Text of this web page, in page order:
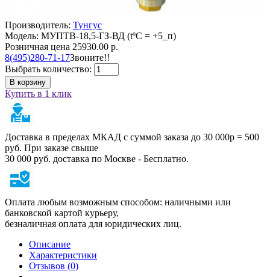
Производитель: Тунгус
Модель: МУПТВ-18,5-ГЗ-ВД (tºC = +5_п)
Розничная цена 25930.00 р.
8(495)280-71-17Звоните!!
Выбрать количество:
В корзину
Купить в 1 клик
Доставка в пределах МКАД с суммой заказа до 30 000р = 500
руб. При заказе свыше
30 000 руб. доставка по Москве - Бесплатно.
Оплата любым возможным способом: наличными или
банковской картой курьеру,
безналичная оплата для юридических лиц.
Описание
Характеристики
Отзывов (0)